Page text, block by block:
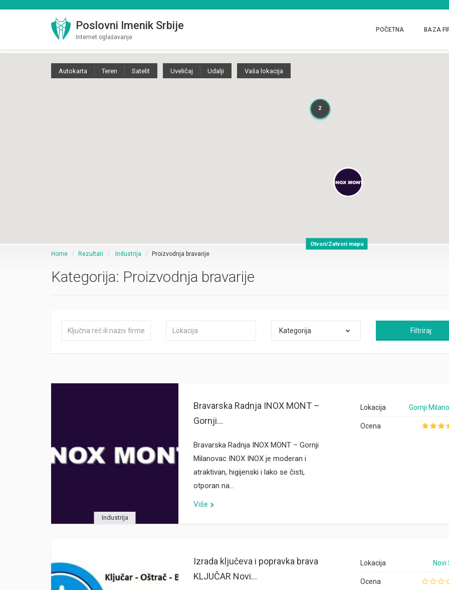
Poslovni Imenik Srbije
Internet oglašavanje
POČETNA BAZA
22
Otvori/Zatvori mapu
Autokarta Teren Satelit Uveličaj Udalji Vaša lokacija
Home Rezultati Industrija Proizvodnja bravarije
Kategorija: Proizvodnja bravarije
Kategorija Filtriraj
Industrija
Bravarska Radnja INOX MONT –
Gornji...
Bravarska Radnja INOX MONT – Gornji
Milanovac INOX INOX je moderan i
atraktivan, higijenski i lako se čisti,
otporan na…
Više
Lokacija Gornji
Ocena
Izrada ključeva i popravka brava
KLJUČAR Novi...
Lokacija Novi
Ocena